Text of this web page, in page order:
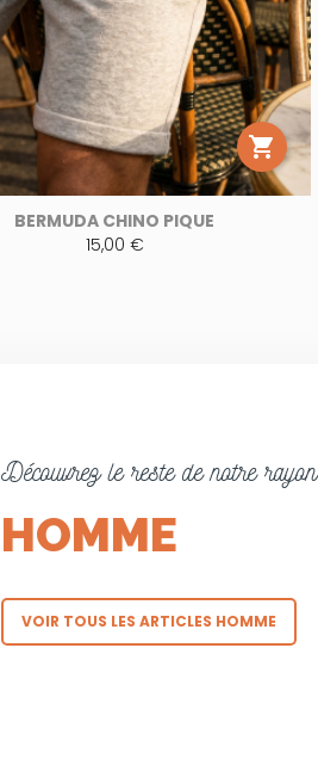

BERMUDA CHINO PIQUE
15,00 €
Découvrez le reste de notre rayon
HOMME
VOIR TOUS LES ARTICLES HOMME